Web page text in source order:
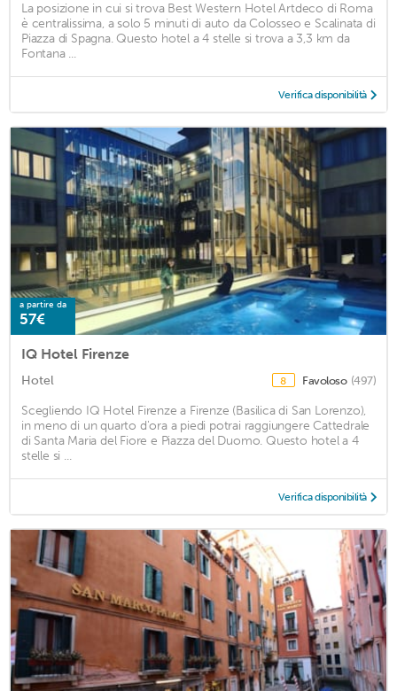
La posizione in cui si trova Best Western Hotel Artdeco di Roma
è centralissima, a solo 5 minuti di auto da Colosseo e Scalinata di
Piazza di Spagna. Questo hotel a 4 stelle si trova a 3,3 km da
Fontana ...
Verifica disponibilità
a partire da
57€
IQ Hotel Firenze
Hotel 8 Favoloso (497)
Scegliendo IQ Hotel Firenze a Firenze (Basilica di San Lorenzo),
in meno di un quarto d'ora a piedi potrai raggiungere Cattedrale
di Santa Maria del Fiore e Piazza del Duomo. Questo hotel a 4
stelle si ...
Verifica disponibilità